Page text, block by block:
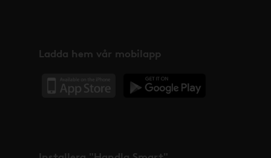
Ladda hem vår mobilapp